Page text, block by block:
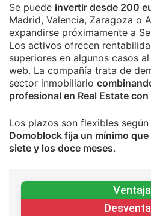
Se puede invertir desde 200
Madrid, Valencia, Zaragoza o
expandirse próximamente a
Los activos ofrecen
superiores en algunos casos
web. La compañía trata de
sector inmobiliario
profesional en Real Estate
Los plazos son flexibles
Domoblock fija un mínimo
siete y los doce meses.